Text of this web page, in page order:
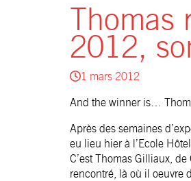
Thomas
2012,
1 mars 2012
And the winner is…
Après des semaines
eu lieu hier à l’Ecole
C’est Thomas Gilliaux,
rencontré, là où il oeuvre